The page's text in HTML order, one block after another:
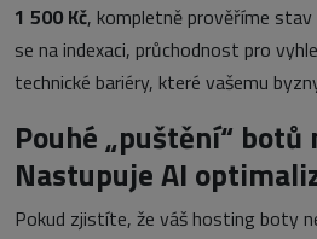
1 500 Kč, kompletně prověříme
se na indexaci, průchodnost pro
technické bariéry, které vašemu
Pouhé „puštění“ botů
Nastupuje AI
Pokud zjistíte, že váš hosting boty